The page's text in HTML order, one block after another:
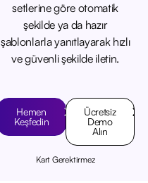
setlerine göre otomatik
şekilde ya da hazır
şablonlarla yanıtlayarak hızlı
ve güvenli şekilde iletin.
Hemen
Keşfedin
Ücretsiz
Demo
Alın
Kart Gerektirmez